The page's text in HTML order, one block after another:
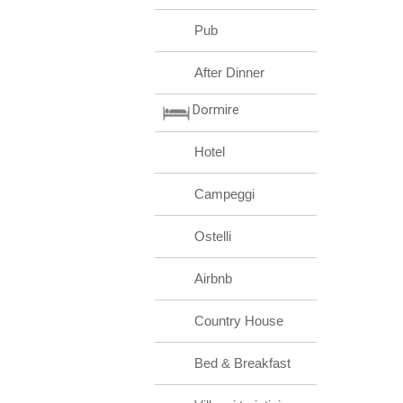
Pub
After Dinner
Dormire
Hotel
Campeggi
Ostelli
Airbnb
Country House
Bed & Breakfast